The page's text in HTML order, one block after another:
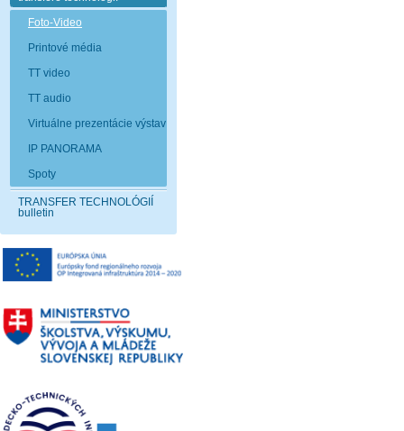
Foto-Video
Printové média
TT video
TT audio
Virtuálne prezentácie výstav
IP PANORAMA
Spoty
TRANSFER TECHNOLÓGIÍ
bulletin